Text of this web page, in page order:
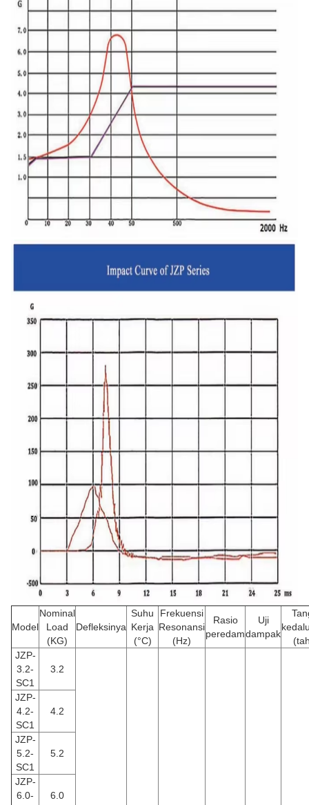
Model
Nominal
Load
(KG)
Defleksinya
Suhu
Kerja
(°C)
Frekuensi
Resonansi
(Hz)
Rasio
peredam
Uji
dampak
JZP-
3.2-
SC1
3.2
JZP-
4.2-
SC1
4.2
JZP-
5.2-
SC1
5.2
JZP-
6.0-
6.0